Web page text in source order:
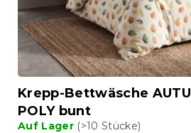
Krepp-Bettwäsche
POLY bunt
Auf Lager (>10 Stücke)